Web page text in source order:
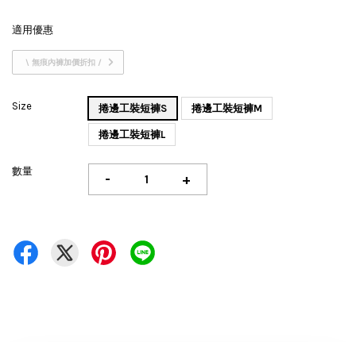
適用優惠
\ 無痕內褲加價折扣 /
Size 捲邊工裝短褲S 捲邊工裝短褲M
捲邊工裝短褲L
數量 - +